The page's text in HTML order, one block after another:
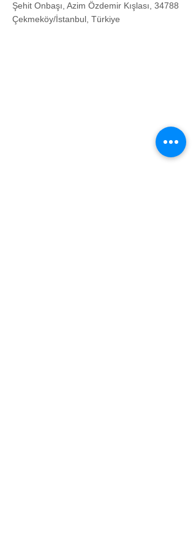
Şehit Onbaşı, Azim Özdemir Kışlası, 34788
Çekmeköy/İstanbul, Türkiye